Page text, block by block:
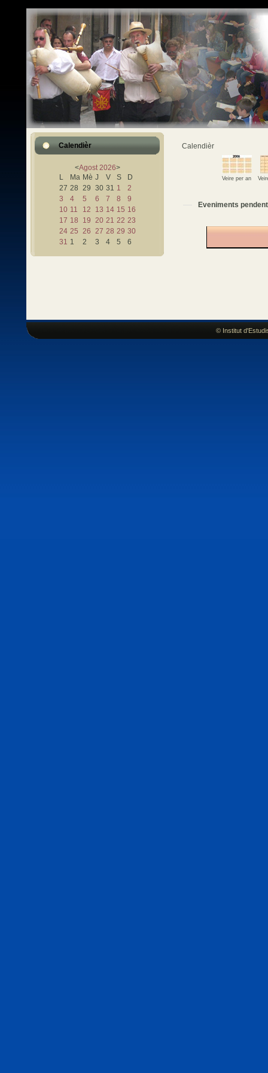
Calendièr
<Agost 2026>
L
Ma Mè J V S
D
27 28 29 30 31 1
2
3
4 5 6 7 8
9
10 11 12 13 14 15 16
17 18 19 20 21 22 23
24 25 26 27 28 29 30
31 1 2 3 4 5 6
Calendièr
Veire per an
Eveniments pendent
© Institut